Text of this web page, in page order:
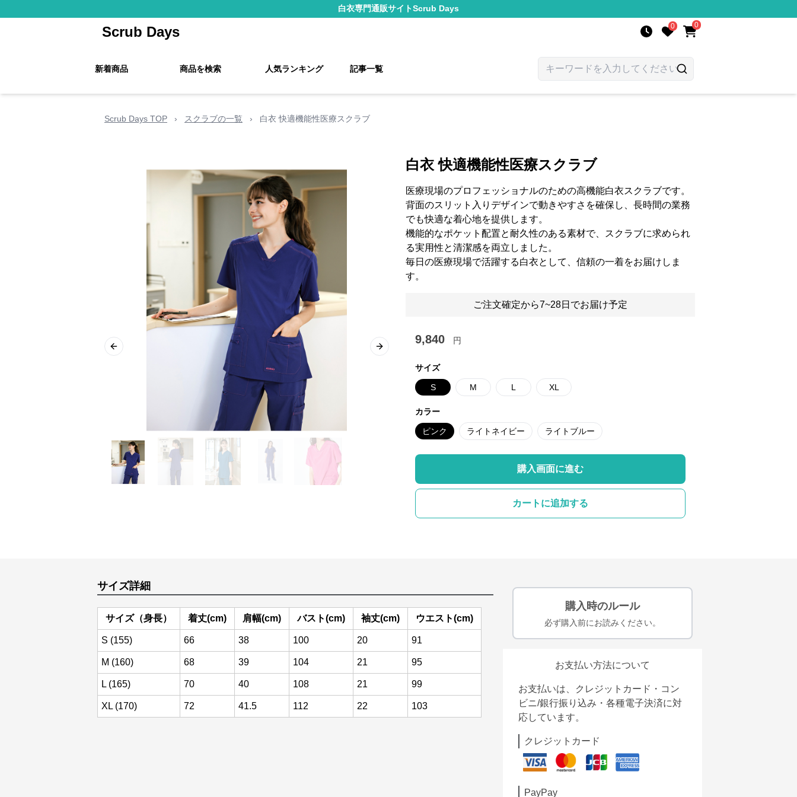
白衣専門通販サイトScrub Days
Scrub Days 0 0
新着商品 商品を検索 人気ランキング 記事一覧
Scrub Days TOP › スクラブの一覧 › 白衣 快適機能性医療スクラブ
Previous slide Next slide
白衣 快適機能性医療スクラブ
医療現場のプロフェッショナルのための高機能白衣スクラブです。
背面のスリット入りデザインで動きやすさを確保し、長時間の業務
でも快適な着心地を提供します。
機能的なポケット配置と耐久性のある素材で、スクラブに求められ
る実用性と清潔感を両立しました。
毎日の医療現場で活躍する白衣として、信頼の一着をお届けしま
す。
ご注文確定から7~28日でお届け予定
9,840 円
サイズ
S M L XL
カラー
ピンク ライトネイビー ライトブルー
購入画面に進む
カートに追加する
サイズ詳細
サイズ（身長） 着丈(cm) 肩幅(cm) バスト(cm) 袖丈(cm) ウエスト(cm)
S (155) 66 38 100 20 91
M (160) 68 39 104 21 95
L (165) 70 40 108 21 99
XL (170) 72 41.5 112 22 103
購入時のルール
必ず購入前にお読みください。
お支払い方法について
お支払いは、クレジットカード・コン
ビニ/銀行振り込み・各種電子決済に対
応しています。
クレジットカード
PayPay